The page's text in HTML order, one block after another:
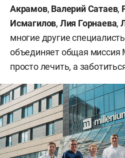
Акрамов, Валерий Сатаев,
Исмагилов, Лия Горнаева,
многие другие
объединяет общая миссия
просто лечить, а